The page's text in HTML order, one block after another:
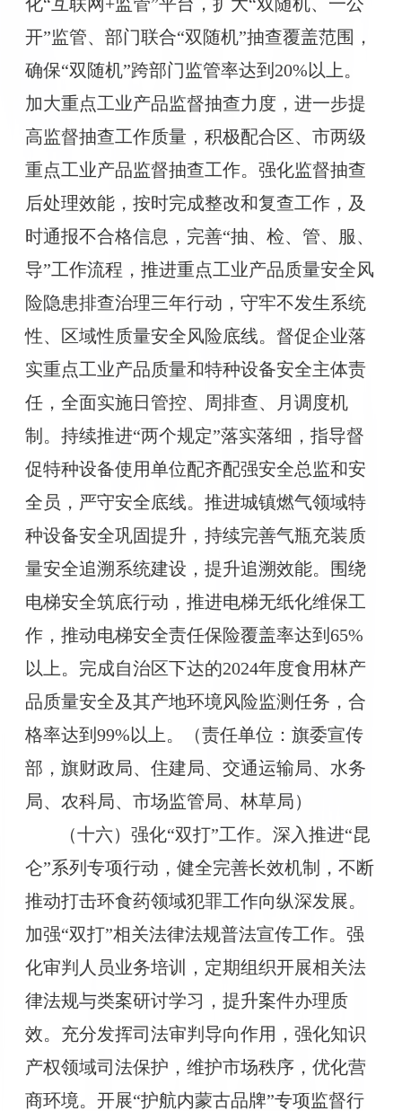
开”监管、部门联合“双随机”抽查覆盖范围，
确保“双随机”跨部门监管率达到20%以上。
加大重点工业产品监督抽查力度，进一步提
高监督抽查工作质量，积极配合区、市两级
重点工业产品监督抽查工作。强化监督抽查
后处理效能，按时完成整改和复查工作，及
时通报不合格信息，完善“抽、检、管、服、
导”工作流程，推进重点工业产品质量安全风
险隐患排查治理三年行动，守牢不发生系统
性、区域性质量安全风险底线。督促企业落
实重点工业产品质量和特种设备安全主体责
任，全面实施日管控、周排查、月调度机
制。持续推进“两个规定”落实落细，指导督
促特种设备使用单位配齐配强安全总监和安
全员，严守安全底线。推进城镇燃气领域特
种设备安全巩固提升，持续完善气瓶充装质
量安全追溯系统建设，提升追溯效能。围绕
电梯安全筑底行动，推进电梯无纸化维保工
作，推动电梯安全责任保险覆盖率达到65%
以上。完成自治区下达的2024年度食用林产
品质量安全及其产地环境风险监测任务，合
格率达到99%以上。（责任单位：旗委宣传
部，旗财政局、住建局、交通运输局、水务
局、农科局、市场监管局、林草局）
（十六）强化“双打”工作。深入推进“昆
仑”系列专项行动，健全完善长效机制，不断
推动打击环食药领域犯罪工作向纵深发展。
加强“双打”相关法律法规普法宣传工作。强
化审判人员业务培训，定期组织开展相关法
律法规与类案研讨学习，提升案件办理质
效。充分发挥司法审判导向作用，强化知识
产权领域司法保护，维护市场秩序，优化营
商环境。开展“护航内蒙古品牌”专项监督行